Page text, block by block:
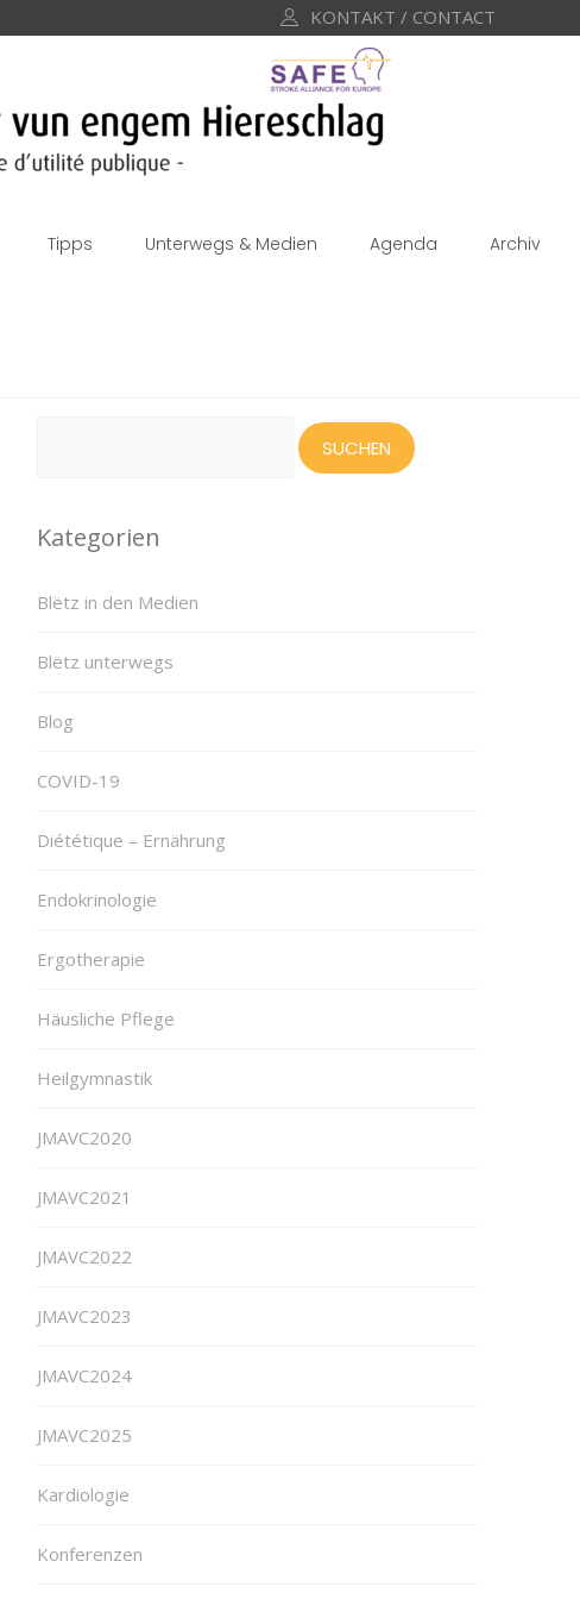
KONTAKT / CONTACT
Tipps Unterwegs & Medien Agenda Archiv
Kategorien
Blëtz in den Medien
Blëtz unterwegs
Blog
COVID-19
Diététique – Ernährung
Endokrinologie
Ergotherapie
Häusliche Pflege
Heilgymnastik
JMAVC2020
JMAVC2021
JMAVC2022
JMAVC2023
JMAVC2024
JMAVC2025
Kardiologie
Konferenzen